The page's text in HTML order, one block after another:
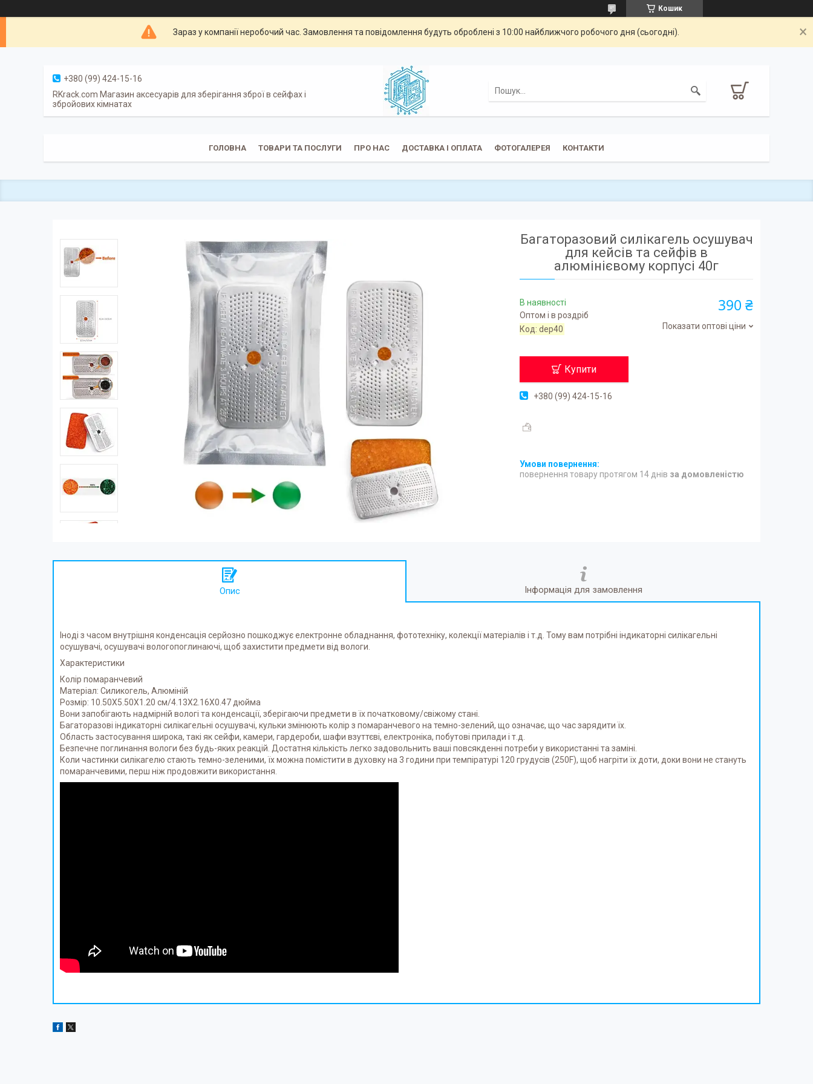
Кошик
Зараз у компанії неробочий час. Замовлення та повідомлення будуть оброблені з 10:00 найближчого робочого дня (сьогодні).
+380 (99) 424-15-16
RKrack.com Магазин аксесуарів для зберігання зброї в сейфах і
збройових кімнатах
ГОЛОВНА ТОВАРИ ТА ПОСЛУГИ ПРО НАС ДОСТАВКА І ОПЛАТА ФОТОГАЛЕРЕЯ КОНТАКТИ
Багаторазовий силікагель осушувач
для кейсів та сейфів в
алюмінієвому корпусі 40г
В наявності
Оптом і в роздріб
Код:deр40
390 ₴
Показати оптові ціни
Купити
+380 (99) 424-15-16
повернення товару протягом 14 днів за домовленістю
Опис Інформація для замовлення
Іноді з часом внутрішня конденсація серйозно пошкоджує електронне обладнання, фототехніку, колекції матеріалів і т.д. Тому вам потрібні індикаторні силікагельні
осушувачі, осушувачі вологопоглинаючі, щоб захистити предмети від вологи.
Характеристики
Колір помаранчевий
Матеріал: Силикогель, Алюміній
Розмір: 10.50X5.50X1.20 см/4.13X2.16X0.47 дюйма
Вони запобігають надмірній вологі та конденсації, зберігаючи предмети в їх початковому/свіжому стані.
Багаторазові індикаторні силікагельні осушувачі, кульки змінюють колір з помаранчевого на темно-зелений, що означає, що час зарядити їх.
Область застосування широка, такі як сейфи, камери, гардероби, шафи взуттєві, електроніка, побутові прилади і т.д.
Безпечне поглинання вологи без будь-яких реакцій. Достатня кількість легко задовольнить ваші повсякденні потреби у використанні та заміні.
Коли частинки силікагелю стають темно-зеленими, їх можна помістити в духовку на 3 години при темпіратурі 120 грудусів (250F), щоб нагріти їх доти, доки вони не стануть
помаранчевими, перш ніж продовжити використання.